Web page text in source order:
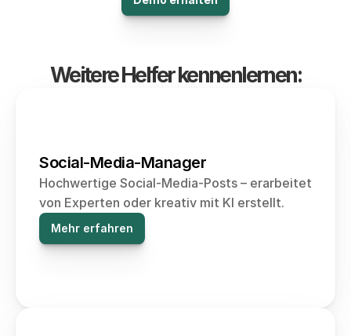
Weitere Helfer kennenlernen:
Social-Media-Manager
Hochwertige Social-Media-Posts – erarbeitet
von Experten oder kreativ mit KI erstellt.
Mehr erfahren